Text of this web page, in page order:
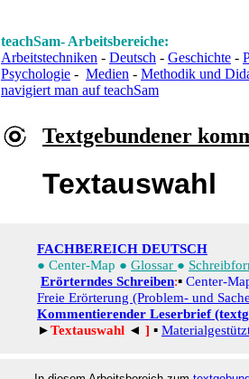
teachSam- Arbeitsbereiche:
Arbeitstechniken - Deutsch - Geschichte -
Psychologie - Medien - Methodik und
navigiert man auf teachSam
Textgebundener
Textauswahl
FACHBEREICH DEUTSCH
● Center-Map ● Glossar ●
Erörterndes Schreiben:▪ Center-
Freie Erörterung (Problem- und
Kommentierender Leserbrief
►Textauswahl ◄ ] ▪